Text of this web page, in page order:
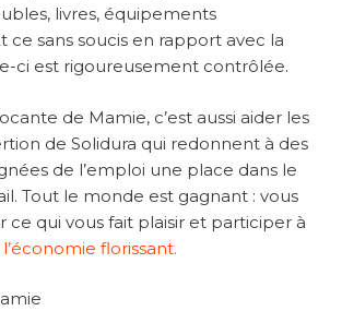
livres, équipements
ce sans soucis en rapport avec la
ci est rigoureusement contrôlée.
de Mamie, c’est aussi aider les
de Solidura qui redonnent à des
de l’emploi une place dans le
Tout le monde est gagnant : vous
ce qui vous fait plaisir et participer à
florissant.